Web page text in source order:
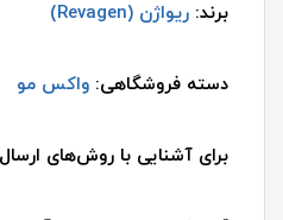
برند: ریواژن (Revagen)
دسته فروشگاهی: واکس مو
برای آشنایی با روش‌های ارسال